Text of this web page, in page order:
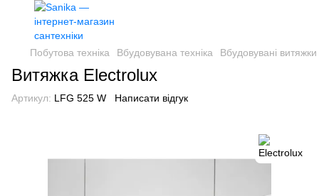
Побутова техніка Вбудовувана техніка Вбудовувані витяжки
Витяжка Electrolux
Артикул: LFG 525 W Написати відгук